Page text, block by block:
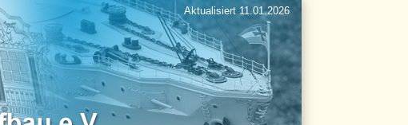
Aktualisiert 11.01.2026